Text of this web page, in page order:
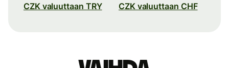
CZK valuuttaan TRY CZK valuuttaan CHF